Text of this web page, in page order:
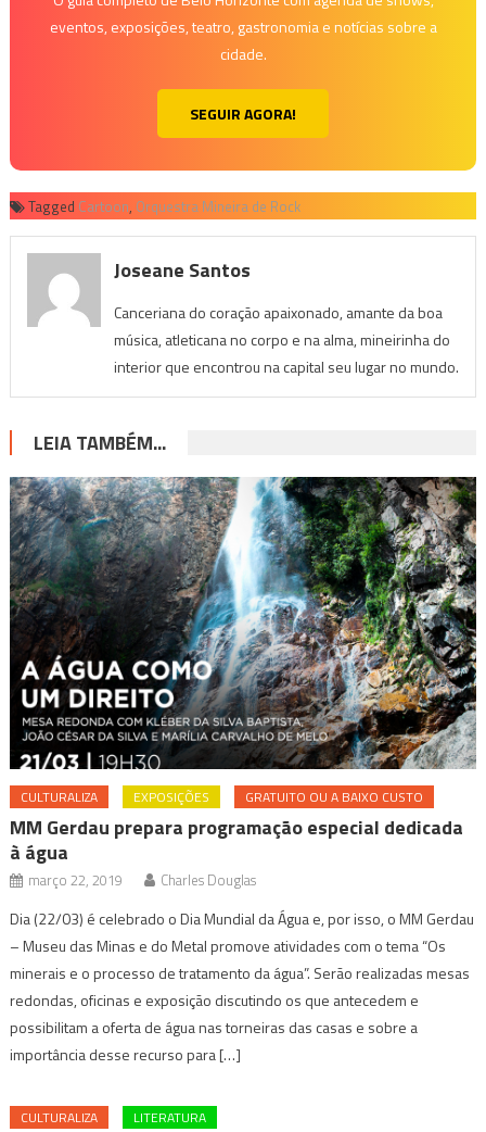
eventos, exposições, teatro, gastronomia e notícias sobre a
cidade.
SEGUIR AGORA!
Tagged Cartoon, Orquestra Mineira de Rock
Joseane Santos
Canceriana do coração apaixonado, amante da boa
música, atleticana no corpo e na alma, mineirinha do
interior que encontrou na capital seu lugar no mundo.
LEIA TAMBÉM...
CULTURALIZA EXPOSIÇÕES GRATUITO OU A BAIXO CUSTO
MM Gerdau prepara programação especial dedicada
à água
março 22, 2019 Charles Douglas
Dia (22/03) é celebrado o Dia Mundial da Água e, por isso, o MM Gerdau
– Museu das Minas e do Metal promove atividades com o tema “Os
minerais e o processo de tratamento da água”. Serão realizadas mesas
redondas, oficinas e exposição discutindo os que antecedem e
possibilitam a oferta de água nas torneiras das casas e sobre a
importância desse recurso para […]
CULTURALIZA LITERATURA